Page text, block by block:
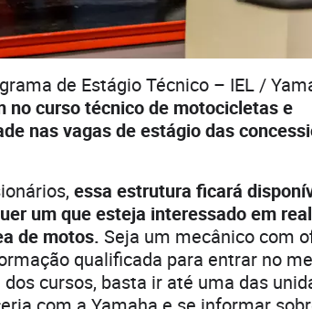
de Estágio Técnico – IEL /
no curso técnico de motocicletas e
nas vagas de estágio das
essa estrutura ficará
um que esteja interessado em
de motos. Seja um mecânico com
qualificada para entrar no
cursos, basta ir até uma das